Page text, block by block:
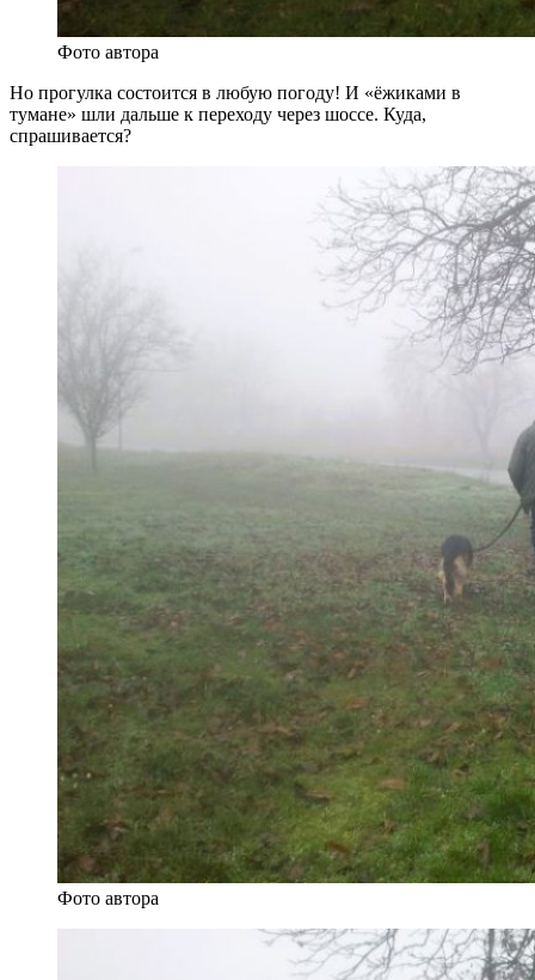
Фото автора
Но прогулка состоится в любую погоду! И «ёжиками в
тумане» шли дальше к переходу через шоссе. Куда,
спрашивается?
Фото автора